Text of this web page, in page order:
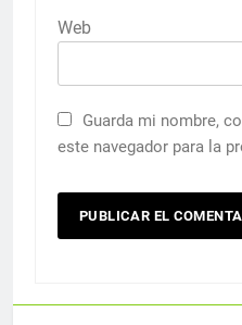
Web
Guarda mi nombre,
este navegador para la